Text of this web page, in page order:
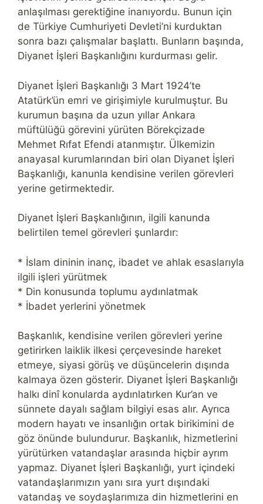
anlaşılması gerektiğine inanıyordu. Bunun için
de Türkiye Cumhuriyeti Devleti’ni kurduktan
sonra bazı çalışmalar başlattı. Bunların başında,
Diyanet İşleri Başkanlığını kurdurması gelir.
Diyanet İşleri Başkanlığı 3 Mart 1924’te
Atatürk’ün emri ve girişimiyle kurulmuştur. Bu
kurumun başına da uzun yıllar Ankara
müftülüğü görevini yürüten Börekçizade
Mehmet Rıfat Efendi atanmıştır. Ülkemizin
anayasal kurumlarından biri olan Diyanet İşleri
Başkanlığı, kanunla kendisine verilen görevleri
yerine getirmektedir.
Diyanet İşleri Başkanlığının, ilgili kanunda
belirtilen temel görevleri şunlardır:
* İslam dininin inanç, ibadet ve ahlak esaslarıyla
ilgili işleri yürütmek
* Din konusunda toplumu aydınlatmak
* İbadet yerlerini yönetmek
Başkanlık, kendisine verilen görevleri yerine
getirirken laiklik ilkesi çerçevesinde hareket
etmeye, siyasi görüş ve düşüncelerin dışında
kalmaya özen gösterir. Diyanet İşleri Başkanlığı
halkı dinî konularda aydınlatırken Kur’an ve
sünnete dayalı sağlam bilgiyi esas alır. Ayrıca
modern hayatı ve insanlığın ortak birikimini de
göz önünde bulundurur. Başkanlık, hizmetlerini
yürütürken vatandaşlar arasında hiçbir ayrım
yapmaz. Diyanet İşleri Başkanlığı, yurt içindeki
vatandaşlarımızın yanı sıra yurt dışındaki
vatandaş ve soydaşlarımıza din hizmetlerini en